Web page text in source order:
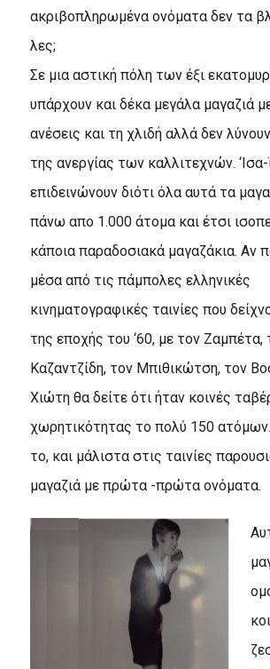
ακριβοπληρωμένα ονόματα δεν τα
λες;
Σε μια αστική πόλη των έξι
υπάρχουν και δέκα μεγάλα μαγαζιά
ανέσεις και τη χλιδή αλλά δεν
της ανεργίας των καλλιτεχνών.
επιδεινώνουν διότι όλα αυτά τα
πάνω απο 1.000 άτομα και έτσι
κάποια παραδοσιακά μαγαζάκια. Aν
μέσα από τις πάμπολες ελληνικές
κινηματογραφικές ταινίες που
της εποχής του ‘60, με τον Zαμπέτα,
Kαζαντζίδη, τον Mπιθικώτση, τον
Xιώτη θα δείτε ότι ήταν κοινές
χωρητικότητας το πολύ 150
το, και μάλιστα στις ταινίες
μαγαζιά με πρώτα -πρώτα ονόματα.